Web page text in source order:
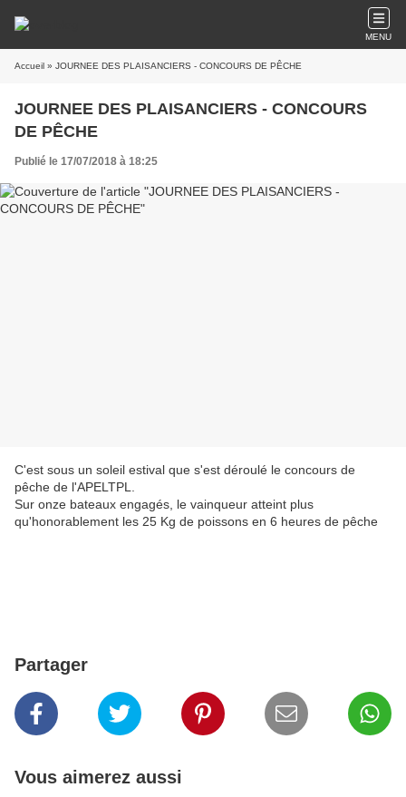
MENU
Accueil » JOURNEE DES PLAISANCIERS - CONCOURS DE PÊCHE
JOURNEE DES PLAISANCIERS - CONCOURS
DE PÊCHE
Publié le 17/07/2018 à 18:25
C'est sous un soleil estival que s'est déroulé le concours de
pêche de l'APELTPL.
Sur onze bateaux engagés, le vainqueur atteint plus
qu'honorablement les 25 Kg de poissons en 6 heures de pêche
Partager
Vous aimerez aussi